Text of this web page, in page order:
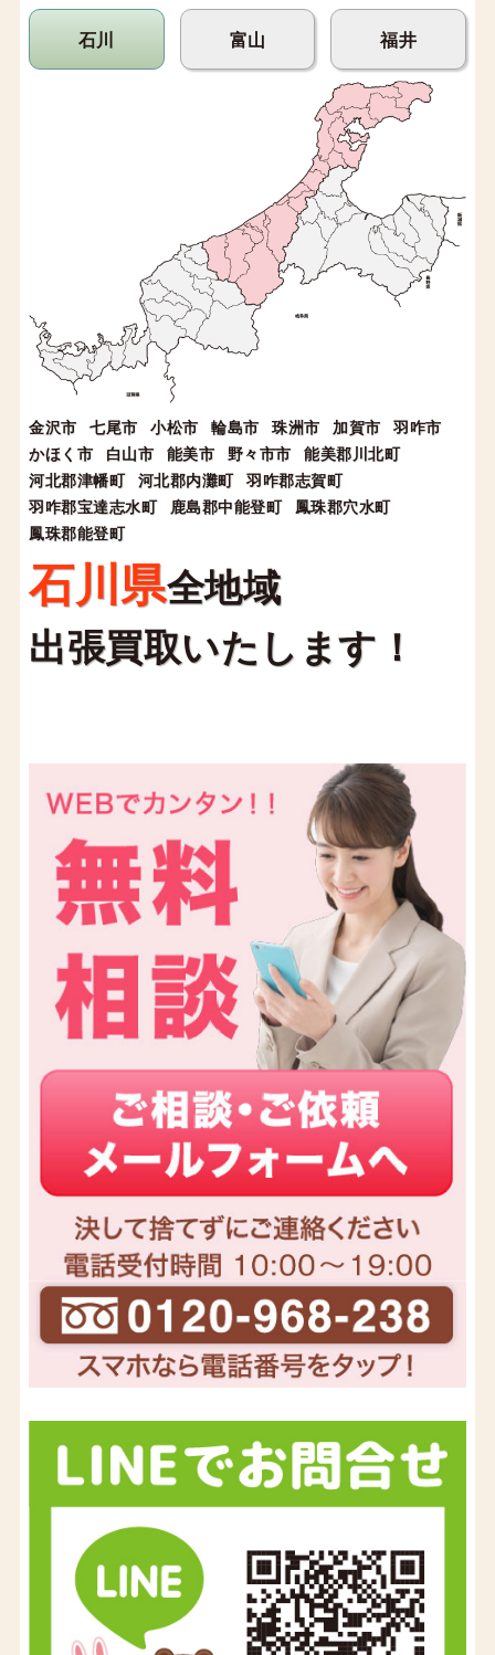
石川 富山 福井
金沢市 七尾市 小松市 輪島市 珠洲市 加賀市
羽咋市
かほく市
白山市 能美市 野々市市
能美郡川北町
河北郡津幡町
河北郡内灘町
羽咋郡志賀町
羽咋郡宝達志水町
鹿島郡中能登町
鳳珠郡穴水町
鳳珠郡能登町
石川県全地域
出張買取いたします！